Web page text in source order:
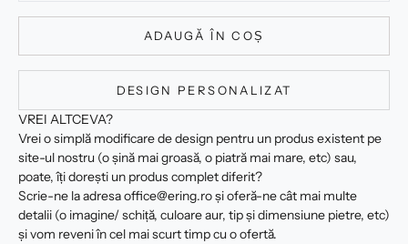
ADAUGĂ ÎN COȘ
DESIGN PERSONALIZAT
VREI ALTCEVA?
Vrei o simplă modificare de design pentru un produs existent pe
site-ul nostru (o șină mai groasă, o piatră mai mare, etc) sau,
poate, îți dorești un produs complet diferit?
Scrie-ne la adresa office@ering.ro și oferă-ne cât mai multe
detalii (o imagine/ schiță, culoare aur, tip și dimensiune pietre, etc)
și vom reveni în cel mai scurt timp cu o ofertă.